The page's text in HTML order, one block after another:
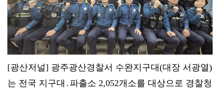
[광산저널] 광주광산경찰서 수완지구대(대장 서광열)
는 전국 지구대․파출소 2,052개소를 대상으로 경찰청